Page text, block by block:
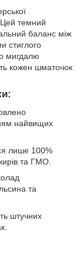
темний
баланс між
стиглого
мигдалю
кожен шматочок
найвищих
лише 100%
та ГМО.
та
штучних